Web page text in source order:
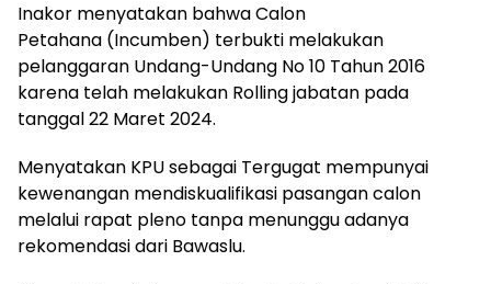
Inakor menyatakan bahwa Calon
Petahana (Incumben) terbukti melakukan
pelanggaran Undang-Undang No 10 Tahun 2016
karena telah melakukan Rolling jabatan pada
tanggal 22 Maret 2024.
Menyatakan KPU sebagai Tergugat mempunyai
kewenangan mendiskualifikasi pasangan calon
melalui rapat pleno tanpa menunggu adanya
rekomendasi dari Bawaslu.